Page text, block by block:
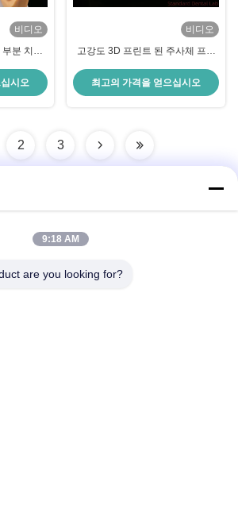
비디오
분 치아
시오
비디오
고강도 3D 프린트 된 주사체 프레
주사 금속 프레임
최고의 가격을 얻으십시오
2 3
9:18 AM
are you looking for?